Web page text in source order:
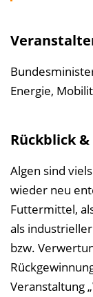
Energie,
Rückblick
Algen sind
wieder neu
Futtermittel,
als
bzw.
Veranstaltung